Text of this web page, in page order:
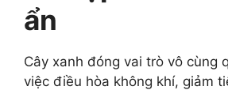
ẩn
Cây xanh đóng vai trò vô cùng
việc điều hòa không khí, giảm